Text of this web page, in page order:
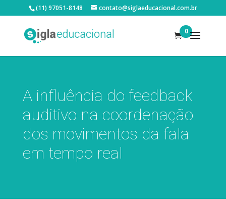
(11) 97051-8148 contato@siglaeducacional.com.br
0
A influência do feedback
auditivo na coordenação
dos movimentos da fala
em tempo real